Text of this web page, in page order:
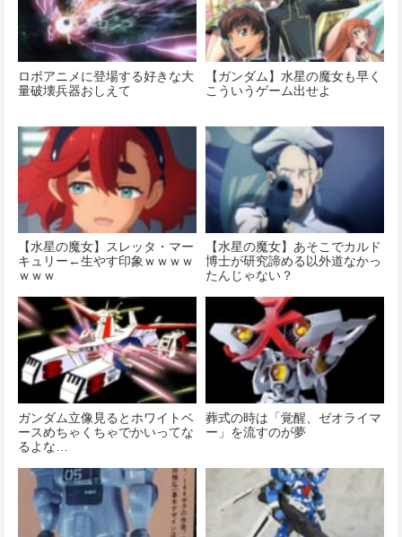
ロボアニメに登場する好きな大
量破壊兵器おしえて
【ガンダム】水星の魔女も早く
こういうゲーム出せよ
【水星の魔女】スレッタ・マー
キュリー←生やす印象ｗｗｗｗ
ｗｗｗ
【水星の魔女】あそこでカルド
博士が研究諦める以外道なかっ
たんじゃない？
ガンダム立像見るとホワイトベ
ースめちゃくちゃでかいってな
るよな…
葬式の時は「覚醒、ゼオライマ
ー」を流すのが夢